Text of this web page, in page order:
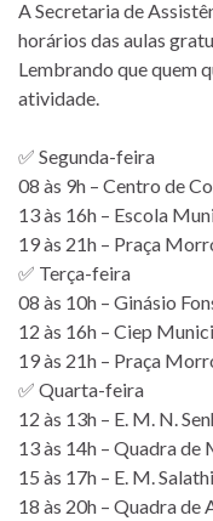
A Secretaria de
horários das aulas
Lembrando que quem
atividade.
✅ Segunda-feira
08 às 9h – Centro de
13 às 16h – Escola
19 às 21h – Praça
✅ Terça-feira
08 às 10h – Ginásio
12 às 16h – Ciep
19 às 21h – Praça
✅ Quarta-feira
12 às 13h – E. M. N.
13 às 14h – Quadra de
15 às 17h – E. M.
18 às 20h – Quadra de